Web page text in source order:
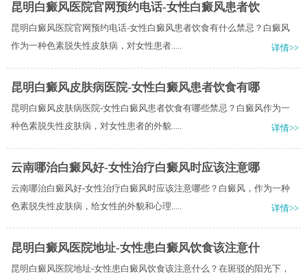
昆明白癜风医院官网预约电话-女性白癜风患者饮
昆明白癜风医院官网预约电话-女性白癜风患者饮食有什么禁忌？白癜风
作为一种色素脱失性皮肤病，对女性患者.....
详情>>
昆明白癜风皮肤病医院-女性白癜风患者饮食有哪
昆明白癜风皮肤病医院-女性白癜风患者饮食有哪些禁忌？白癜风作为一
种色素脱失性皮肤病，对女性患者的外貌.....
详情>>
云南哪治白癜风好-女性治疗白癜风时应该注意哪
云南哪治白癜风好-女性治疗白癜风时应该注意哪些？白癜风，作为一种
色素脱失性皮肤病，给女性的外貌和心理.....
详情>>
昆明白癜风医院地址-女性患白癜风饮食该注意什
昆明白癜风医院地址-女性患白癜风饮食该注意什么？在斑驳的阳光下，